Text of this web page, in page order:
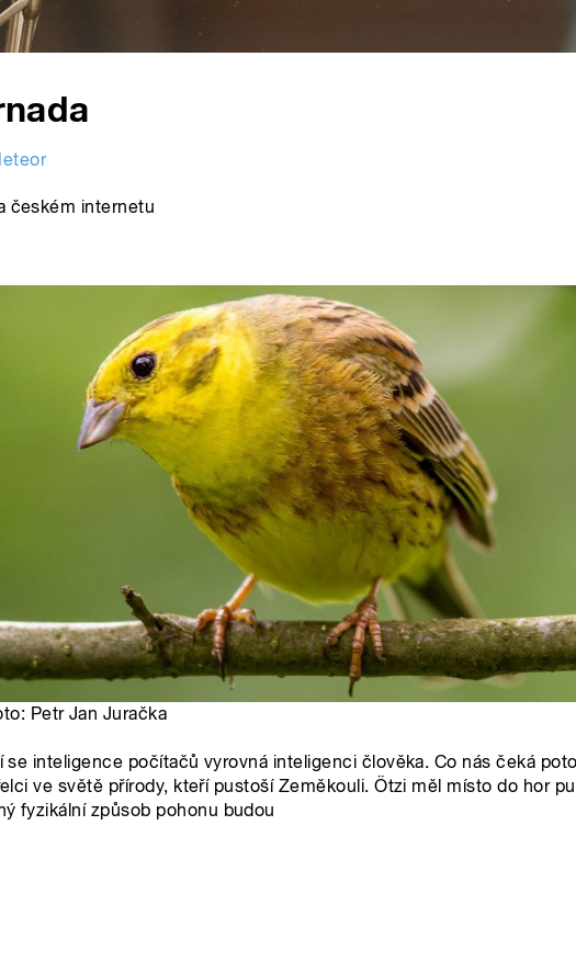
českém internetu
Petr Jan Juračka
inteligence počítačů vyrovná inteligenci člověka. Co nás čeká
ve světě přírody, kteří pustoší Zeměkouli. Ötzi měl místo do hor
fyzikální způsob pohonu budou